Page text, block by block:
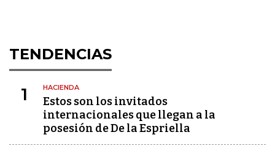
TENDENCIAS
1 HACIENDA
Estos son los invitados
internacionales que llegan a la
posesión de De la Espriella